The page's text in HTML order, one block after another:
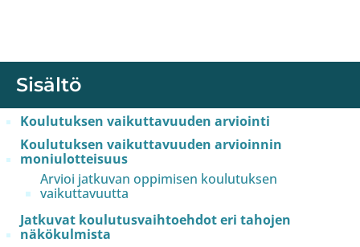
Sisältö
Koulutuksen vaikuttavuuden arviointi
Koulutuksen vaikuttavuuden arvioinnin
moniulotteisuus
Arvioi jatkuvan oppimisen koulutuksen
vaikuttavuutta
Jatkuvat koulutusvaihtoehdot eri tahojen
näkökulmista